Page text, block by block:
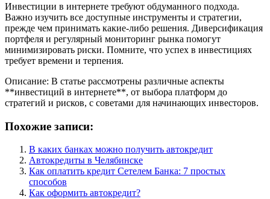
Инвестиции в интернете требуют обдуманного подхода.
Важно изучить все доступные инструменты и стратегии,
прежде чем принимать какие-либо решения. Диверсификация
портфеля и регулярный мониторинг рынка помогут
минимизировать риски. Помните, что успех в инвестициях
требует времени и терпения.
Описание: В статье рассмотрены различные аспекты
**инвестиций в интернете**, от выбора платформ до
стратегий и рисков, с советами для начинающих инвесторов.
Похожие записи:
В каких банках можно получить автокредит
Автокредиты в Челябинске
Как оплатить кредит Сетелем Банка: 7 простых
способов
Как оформить автокредит?